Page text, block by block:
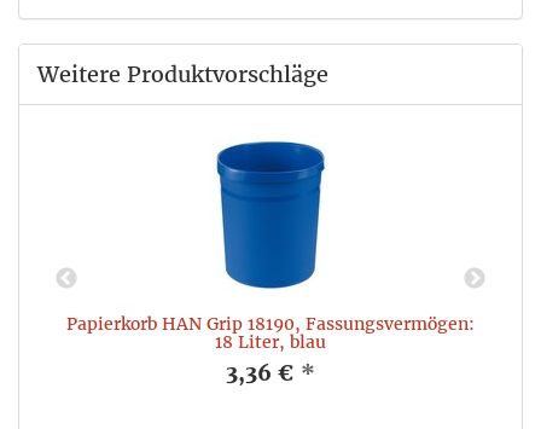
Weitere Produktvorschläge
Papierkorb HAN Grip 18190, Fassungsvermögen:
18 Liter, blau
3,36 € *